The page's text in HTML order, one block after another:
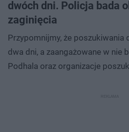
dwóch dni. Policja bada
zaginięcia
Przypomnijmy, że poszukiwania
dwa dni, a zaangażowane w nie
Podhala oraz organizacje